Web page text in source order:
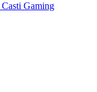
Gaming